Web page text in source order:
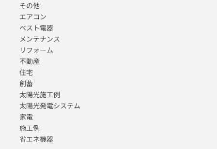
その他
エアコン
ベスト電器
メンテナンス
リフォーム
不動産
住宅
創蓄
太陽光施工例
太陽光発電システム
家電
施工例
省エネ機器